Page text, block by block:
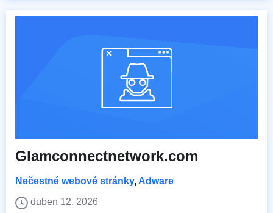
Glamconnectnetwork.com
Nečestné webové stránky, Adware
duben 12, 2026